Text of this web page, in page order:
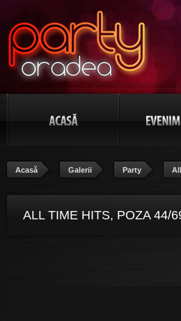
Acasă Galerii Party
ALL TIME HITS, POZA 44/